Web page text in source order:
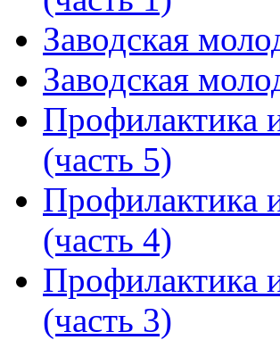
Заводская
Заводская
Профилактика
(часть 5)
Профилактика
(часть 4)
Профилактика
(часть 3)